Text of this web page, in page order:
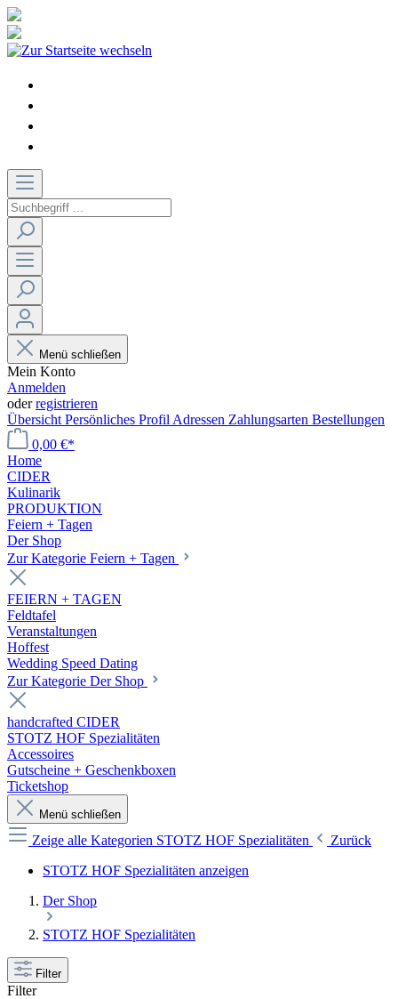
Menü schließen
Mein Konto
Anmelden
oderregistrieren
Übersicht Persönliches Profil Adressen Zahlungsarten Bestellungen
0,00 €*
Home
CIDER
Kulinarik
PRODUKTION
Feiern + Tagen
Der Shop
Zur Kategorie Feiern + Tagen
FEIERN + TAGEN
Feldtafel
Veranstaltungen
Hoffest
Wedding Speed Dating
Zur Kategorie Der Shop
handcrafted CIDER
STOTZ HOF Spezialitäten
Accessoires
Gutscheine + Geschenkboxen
Ticketshop
Menü schließen
Zeige alle Kategorien STOTZ HOF Spezialitäten
Zurück
STOTZ HOF Spezialitäten anzeigen
Der Shop
STOTZ HOF Spezialitäten
Filter
Filter